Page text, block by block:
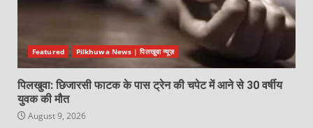
Featured Pilkhuwa News | पिलखुवा न्यूज़
पिलखुवा: छिजारसी फाटक के पास ट्रेन की चपेट में आने से 30 वर्षीय
युवक की मौत
August 9, 2026